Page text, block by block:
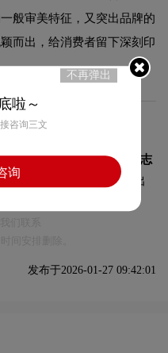
般审美特征，又突出品牌的
而出，给消费者留下深刻印
油公司logo含义及能源标志
转载时请注明出
发布于2026-01-27 09:42:01
不再弹出
啦～
咨询三文
询